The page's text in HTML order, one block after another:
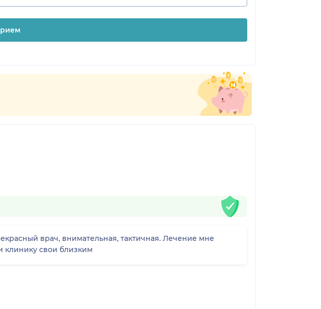
врач, внимательная, тактичная. Лечение мне
клинику свои близким